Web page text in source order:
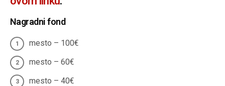
Nagradni fond
mesto – 100€
mesto – 60€
mesto – 40€